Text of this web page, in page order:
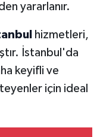
yararlanır.
hizmetleri,
İstanbul'da
keyifli ve
için ideal